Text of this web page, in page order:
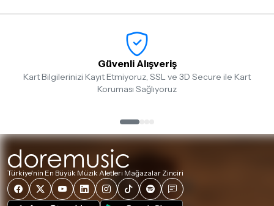
Güvenli Alışveriş
Kart Bilgilerinizi Kayıt Etmiyoruz, SSL ve 3D Secure ile Kart
Koruması Sağlıyoruz
Türkiye'nin En Büyük Müzik Aletleri Mağazalar Zinciri